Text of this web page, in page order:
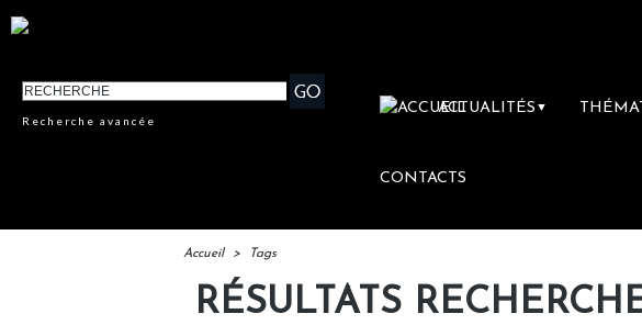
Recherche avancée
ACTUALITÉS ▼
CONTACTS
Accueil > Tags
RÉSULTATS